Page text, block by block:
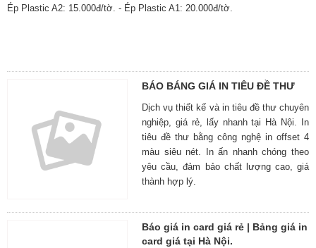
Ép Plastic A2: 15.000đ/tờ. - Ép Plastic A1: 20.000đ/tờ.
BÁO BÁNG GIÁ IN TIÊU ĐỀ THƯ
Dịch vụ thiết kế và in tiêu đề thư chuyên
nghiệp, giá rẻ, lấy nhanh tại Hà Nội. In
tiêu đề thư bằng công nghệ in offset 4
màu siêu nét. In ấn nhanh chóng theo
yêu cầu, đảm bảo chất lượng cao, giá
thành hợp lý.
Báo giá in card giá rẻ | Bảng giá in
card giá tại Hà Nội.